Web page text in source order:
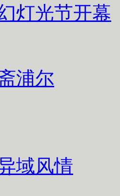
灯光节开幕
浦尔
域风情